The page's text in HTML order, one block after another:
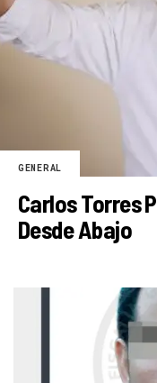
GENERAL
Carlos Torres
Desde Abajo